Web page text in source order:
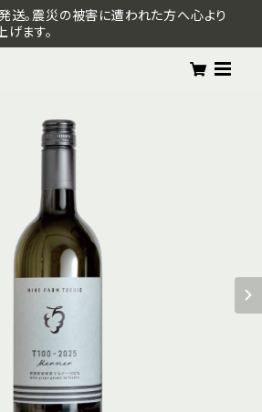
送。震災の被害に遭われた方へ心より
ます。